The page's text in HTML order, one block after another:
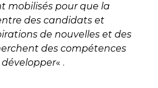
mobilisés pour que la
des candidats et
de nouvelles et des
des compétences
« .